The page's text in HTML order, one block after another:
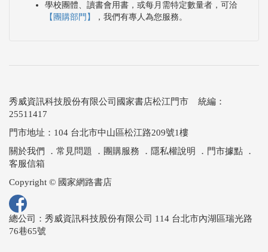
學校團體、讀書會用書，或每月需特定數量者，可洽
【團購部門】
，我們有專人為您服務。
秀威資訊科技股份有限公司國家書店松江門市 統編：
25511417
門市地址：104 台北市中山區松江路209號1樓
關於我們
． 常見問題 ． 團購服務 ． 隱私權說明 ． 門市據點 ．
客服信箱
Copyright © 國家網路書店
總公司：秀威資訊科技股份有限公司 114 台北市內湖區瑞光路
76巷65號